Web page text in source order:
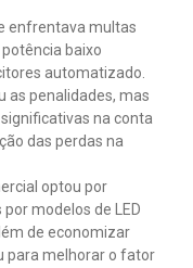
enfrentava multas
baixo
automatizado.
as penalidades, mas
na conta
das perdas na
optou por
modelos de LED
de economizar
para melhorar o fator